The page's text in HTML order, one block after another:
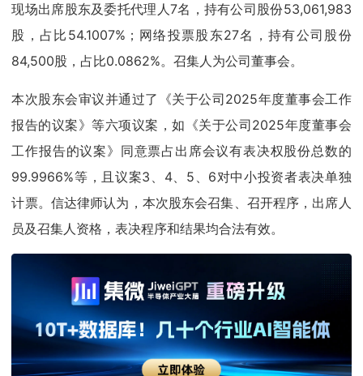
现场出席股东及委托代理人7名，持有公司股份53,061,983
股，占比54.1007%；网络投票股东27名，持有公司股份
84,500股，占比0.0862%。召集人为公司董事会。
本次股东会审议并通过了《关于公司2025年度董事会工作
报告的议案》等六项议案，如《关于公司2025年度董事会
工作报告的议案》同意票占出席会议有表决权股份总数的
99.9966%等，且议案3、4、5、6对中小投资者表决单独
计票。信达律师认为，本次股东会召集、召开程序，出席人
员及召集人资格，表决程序和结果均合法有效。